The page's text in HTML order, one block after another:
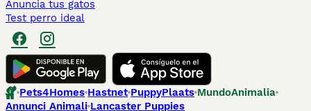
Anuncia tus gatos
Test perro ideal
Pets4Homes Hastnet PuppyPlaats MundoAnimalia
Annunci Animali Lancaster Puppies